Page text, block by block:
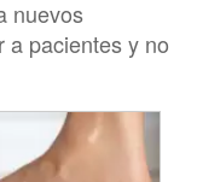
nuevos
a pacientes y no